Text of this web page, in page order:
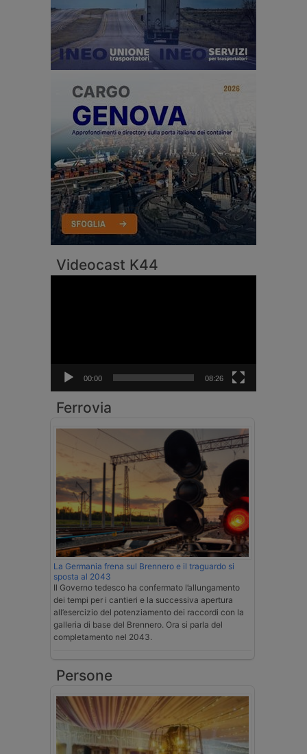
Videocast K44
00:00 08:26
Ferrovia
La Germania frena sul Brennero e il traguardo si
sposta al 2043
Il Governo tedesco ha confermato l’allungamento
dei tempi per i cantieri e la successiva apertura
all’esercizio del potenziamento dei raccordi con la
galleria di base del Brennero. Ora si parla del
completamento nel 2043.
Persone